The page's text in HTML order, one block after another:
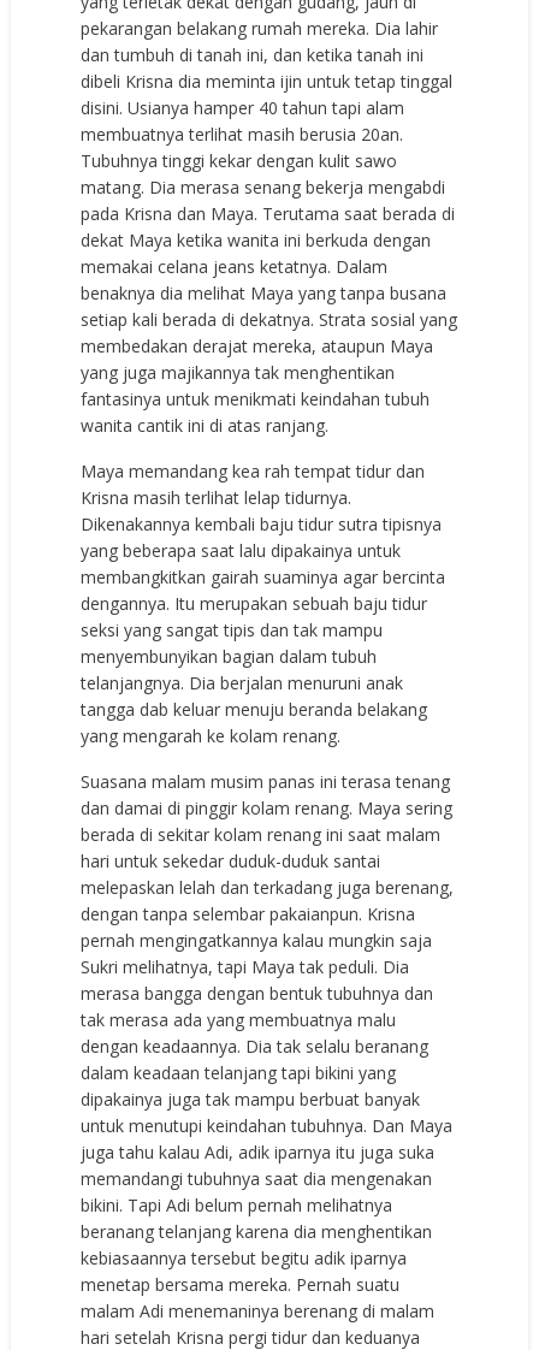
pekarangan belakang rumah mereka. Dia lahir
dan tumbuh di tanah ini, dan ketika tanah ini
dibeli Krisna dia meminta ijin untuk tetap tinggal
disini. Usianya hamper 40 tahun tapi alam
membuatnya terlihat masih berusia 20an.
Tubuhnya tinggi kekar dengan kulit sawo
matang. Dia merasa senang bekerja mengabdi
pada Krisna dan Maya. Terutama saat berada di
dekat Maya ketika wanita ini berkuda dengan
memakai celana jeans ketatnya. Dalam
benaknya dia melihat Maya yang tanpa busana
setiap kali berada di dekatnya. Strata sosial yang
membedakan derajat mereka, ataupun Maya
yang juga majikannya tak menghentikan
fantasinya untuk menikmati keindahan tubuh
wanita cantik ini di atas ranjang.
Maya memandang kea rah tempat tidur dan
Krisna masih terlihat lelap tidurnya.
Dikenakannya kembali baju tidur sutra tipisnya
yang beberapa saat lalu dipakainya untuk
membangkitkan gairah suaminya agar bercinta
dengannya. Itu merupakan sebuah baju tidur
seksi yang sangat tipis dan tak mampu
menyembunyikan bagian dalam tubuh
telanjangnya. Dia berjalan menuruni anak
tangga dab keluar menuju beranda belakang
yang mengarah ke kolam renang.
Suasana malam musim panas ini terasa tenang
dan damai di pinggir kolam renang. Maya sering
berada di sekitar kolam renang ini saat malam
hari untuk sekedar duduk-duduk santai
melepaskan lelah dan terkadang juga berenang,
dengan tanpa selembar pakaianpun. Krisna
pernah mengingatkannya kalau mungkin saja
Sukri melihatnya, tapi Maya tak peduli. Dia
merasa bangga dengan bentuk tubuhnya dan
tak merasa ada yang membuatnya malu
dengan keadaannya. Dia tak selalu beranang
dalam keadaan telanjang tapi bikini yang
dipakainya juga tak mampu berbuat banyak
untuk menutupi keindahan tubuhnya. Dan Maya
juga tahu kalau Adi, adik iparnya itu juga suka
memandangi tubuhnya saat dia mengenakan
bikini. Tapi Adi belum pernah melihatnya
beranang telanjang karena dia menghentikan
kebiasaannya tersebut begitu adik iparnya
menetap bersama mereka. Pernah suatu
malam Adi menemaninya berenang di malam
hari setelah Krisna pergi tidur dan keduanya